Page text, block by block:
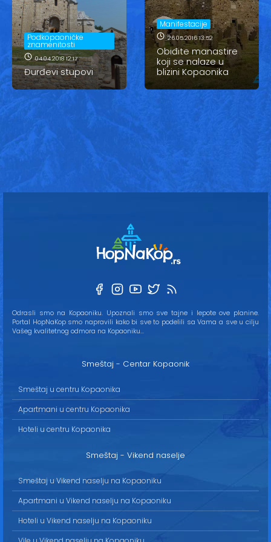
Oglasi
Galerija
Podkopaoničke
znamenitosti
04.04.2018 12:17
Đurđevi stupovi
Manifestacije
26.05.2016 13:52
Obiđite manastire
koji se nalaze u
blizini Kopaonika
Odrasli smo na Kopaoniku. Upoznali smo sve tajne i lepote ove planine.
Portal HopNaKop smo napravili kako bi sve to podelili sa Vama a sve u cilju
Vašeg kvalitetnog odmora na Kopaoniku...
Smeštaj - Centar Kopaonik
Smeštaj u centru Kopaonika
Apartmani u centru Kopaonika
Hoteli u centru Kopaonika
Smeštaj - Vikend naselje
Smeštaj u Vikend naselju na Kopaoniku
Apartmani u Vikend naselju na Kopaoniku
Hoteli u Vikend naselju na Kopaoniku